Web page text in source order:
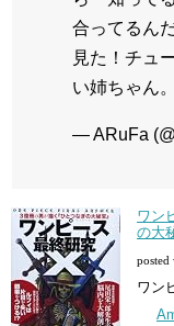
合ってるん
見た！チュ
い姉ちゃん。
— ARuFa
ワン
の大
posted
ワン